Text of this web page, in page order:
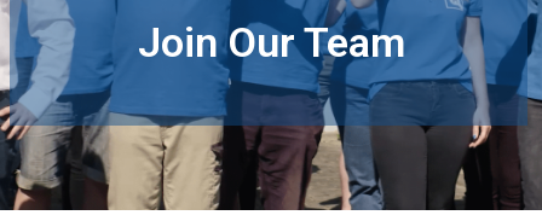
Join Our Team